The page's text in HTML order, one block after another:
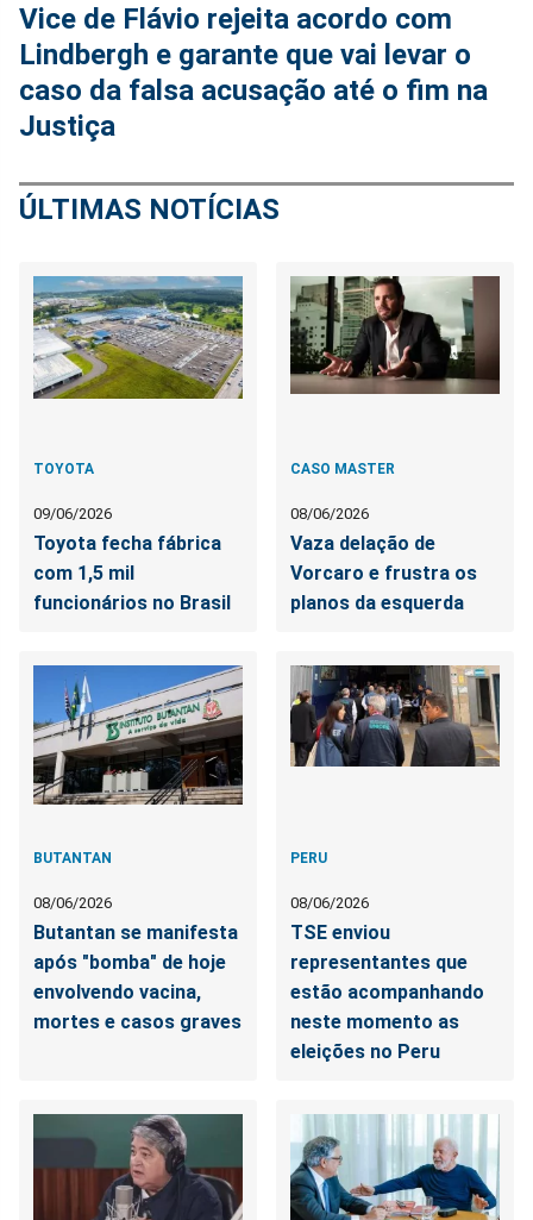
Vice de Flávio rejeita acordo com
Lindbergh e garante que vai levar o
caso da falsa acusação até o fim na
Justiça
ÚLTIMAS NOTÍCIAS
TOYOTA
09/06/2026
Toyota fecha fábrica
com 1,5 mil
funcionários no Brasil
CASO MASTER
08/06/2026
Vaza delação de
Vorcaro e frustra os
planos da esquerda
BUTANTAN
08/06/2026
Butantan se manifesta
após "bomba" de hoje
envolvendo vacina,
mortes e casos graves
PERU
08/06/2026
TSE enviou
representantes que
estão acompanhando
neste momento as
eleições no Peru